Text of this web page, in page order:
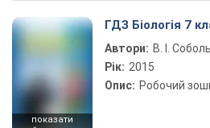
показати
ГДЗ Біологія 7
Автори: В. І. Соболь
Рік: 2015
Опис: Робочий